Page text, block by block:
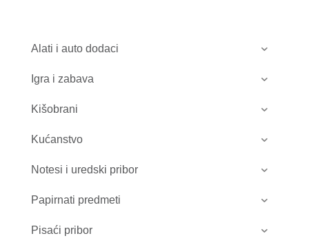
Alati i auto dodaci
Igra i zabava
Kišobrani
Kućanstvo
Notesi i uredski pribor
Papirnati predmeti
Pisaći pribor
do